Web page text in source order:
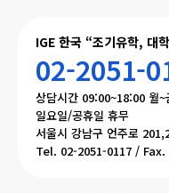
IGE 한국 “조기유학, 대
02-2051-
상담시간 09:00~18:00 월
일요일/공휴일 휴무
서울시 강남구 언주로
Tel. 02-2051-0117 / Fax.